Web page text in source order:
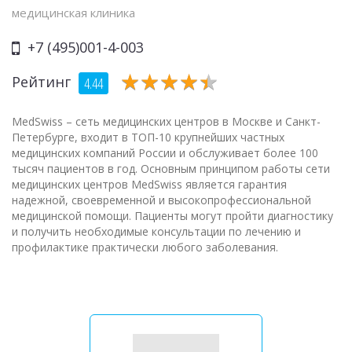
медицинская клиника
+7 (495)001-4-003
Рейтинг
4.44 ★★★★★
★★★★★
MedSwiss – сеть медицинских центров в Москве и Санкт-
Петербурге, входит в ТОП-10 крупнейших частных
медицинских компаний России и обслуживает более 100
тысяч пациентов в год. Основным принципом работы сети
медицинских центров MedSwiss является гарантия
надежной, своевременной и высокопрофессиональной
медицинской помощи. Пациенты могут пройти диагностику
и получить необходимые консультации по лечению и
профилактике практически любого заболевания.